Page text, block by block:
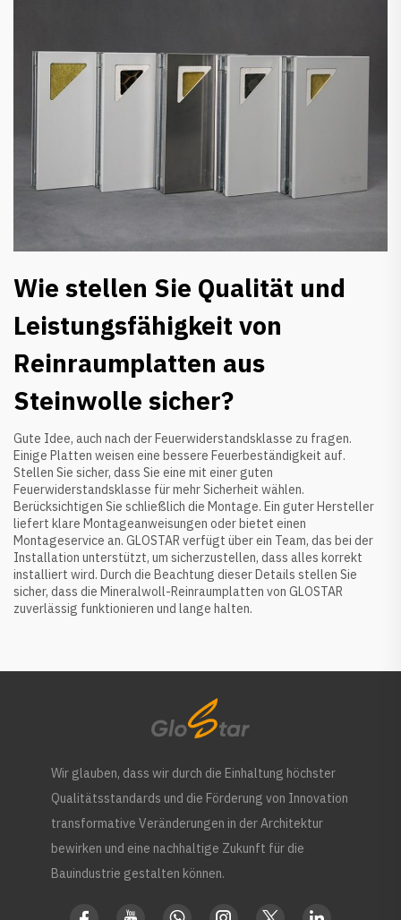
Wie stellen Sie Qualität und
Leistungsfähigkeit von
Reinraumplatten aus
Steinwolle sicher?
Gute Idee, auch nach der Feuerwiderstandsklasse zu fragen.
Einige Platten weisen eine bessere Feuerbeständigkeit auf.
Stellen Sie sicher, dass Sie eine mit einer guten
Feuerwiderstandsklasse für mehr Sicherheit wählen.
Berücksichtigen Sie schließlich die Montage. Ein guter Hersteller
liefert klare Montageanweisungen oder bietet einen
Montageservice an. GLOSTAR verfügt über ein Team, das bei der
Installation unterstützt, um sicherzustellen, dass alles korrekt
installiert wird. Durch die Beachtung dieser Details stellen Sie
sicher, dass die Mineralwoll-Reinraumplatten von GLOSTAR
zuverlässig funktionieren und lange halten.
Wir glauben, dass wir durch die Einhaltung höchster
Qualitätsstandards und die Förderung von Innovation
transformative Veränderungen in der Architektur
bewirken und eine nachhaltige Zukunft für die
Bauindustrie gestalten können.